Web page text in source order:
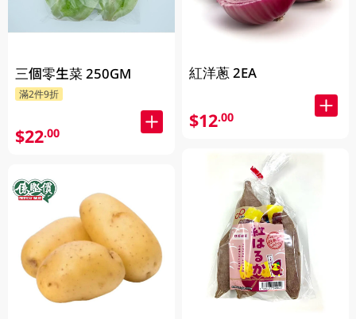
三個零生菜 250GM
滿2件9折
$22.00
紅洋蔥 2EA
$12.00